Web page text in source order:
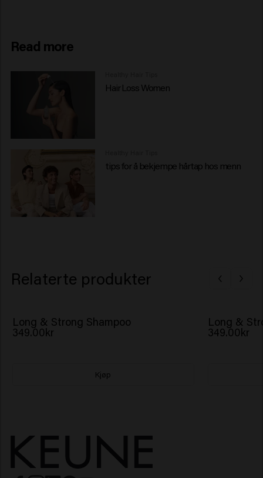
Read more
Hair Loss Women
tips for å bekjempe hårtap hos menn
Relaterte produkter
Long & Strong Shampoo
349.00kr
Kjøp
Long &
349.00kr